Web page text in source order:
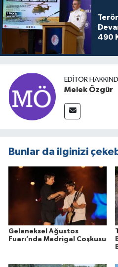
490
EDITÖR
Melek Özgür
Bunlar da ilginizi
Geleneksel Ağustos
Fuarı’nda Madrigal Coşkusu